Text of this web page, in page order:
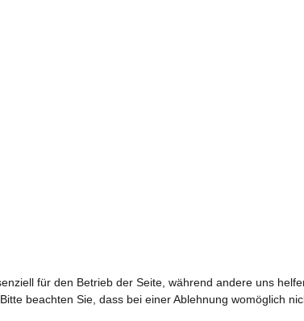
für den Betrieb der Seite, während andere uns
beachten Sie, dass bei einer Ablehnung womöglich